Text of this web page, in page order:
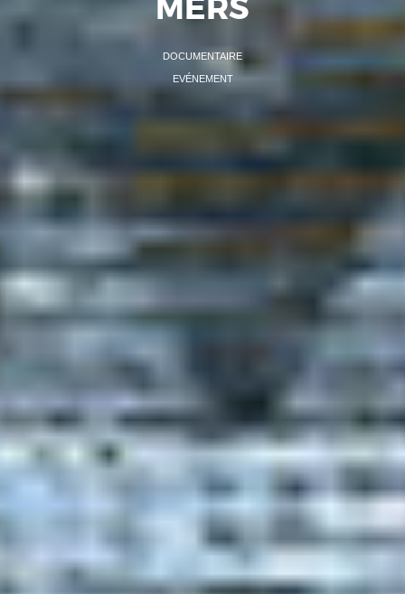
MERS
DOCUMENTAIRE
EVÉNEMENT